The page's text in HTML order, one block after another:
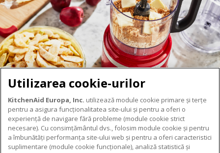
DESPRE KITCHENAID
Utilizarea cookie-urilor
KitchenAid Europa, Inc. utilizează module cookie primare și terțe
pentru a asigura funcționalitatea site-ului și pentru a oferi o
experiență de navigare fără probleme (module cookie strict
necesare). Cu consimțământul dvs., folosim module cookie și pentru
a îmbunătăți performanța site-ului web și pentru a oferi caracteristici
suplimentare (module cookie funcționale), analiză statistică și